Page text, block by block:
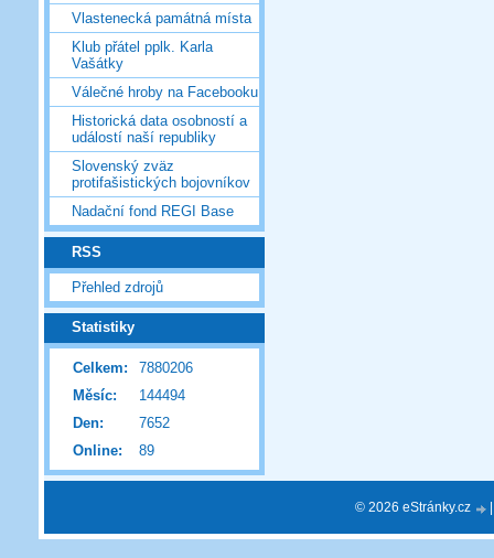
Vlastenecká památná místa
Klub přátel pplk. Karla
Vašátky
Válečné hroby na Facebooku
Historická data osobností a
událostí naší republiky
Slovenský zväz
protifašistických bojovníkov
Nadační fond REGI Base
RSS
Přehled zdrojů
Statistiky
Online: 89
Celkem:
7880206
Měsíc:
144494
Den:
7652
© 2026 eStránky.cz